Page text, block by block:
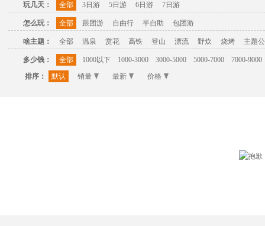
玩几天： 全部 3日游 5日游 6日游 7日游
怎么玩： 全部 跟团游 自由行 半自助 包团游
啥主题： 全部 温泉 赏花 高铁 登山 漂流 野炊 烧烤 主题
多少钱： 全部 1000以下 1000-3000 3000-5000 5000-7000
7000-9000
排序：
默认 销量 最新 价格